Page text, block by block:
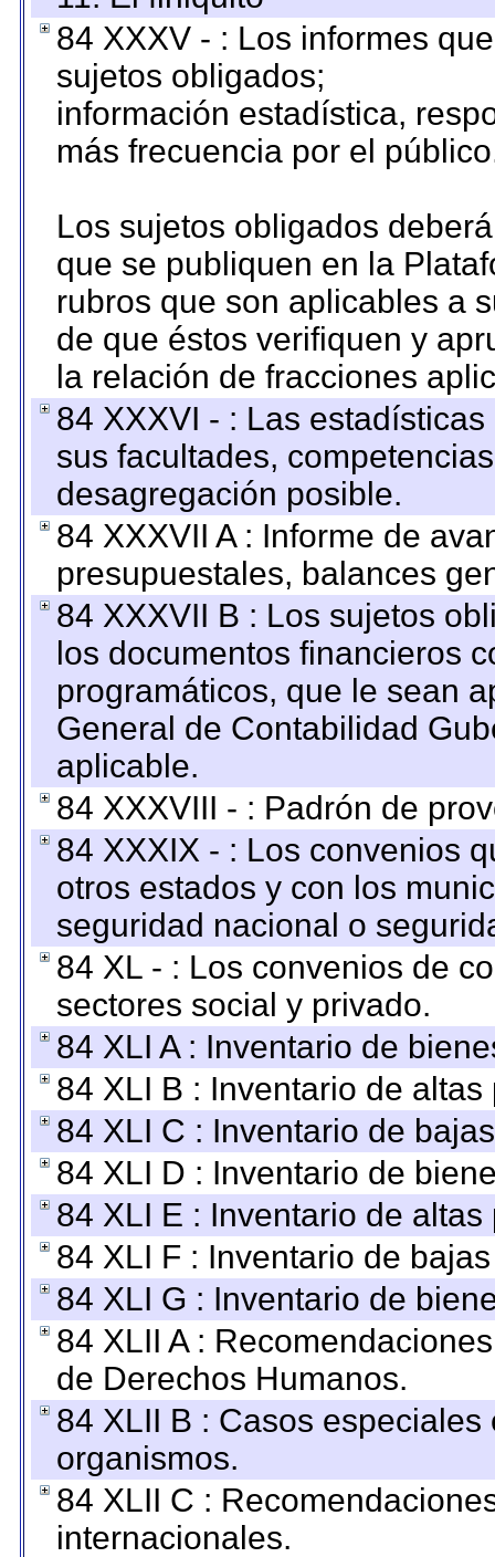
84 XXXV - : Los informes
sujetos obligados;
información estadística,
más frecuencia por el
Los sujetos obligados
que se publiquen en la
rubros que son aplicables a
de que éstos verifiquen y
la relación de fracciones
84 XXXVI - : Las
sus facultades,
desagregación posible.
84 XXXVII A : Informe de
presupuestales, balances
84 XXXVII B : Los sujetos
los documentos financieros
programáticos, que le sean
General de Contabilidad
aplicable.
84 XXXVIII - : Padrón de
84 XXXIX - : Los convenios
otros estados y con los
seguridad nacional o
84 XL - : Los convenios de
sectores social y privado.
84 XLI A : Inventario de
84 XLI B : Inventario de
84 XLI C : Inventario de
84 XLI D : Inventario de
84 XLI E : Inventario de
84 XLI F : Inventario de
84 XLI G : Inventario de
84 XLII A :
de Derechos Humanos.
84 XLII B : Casos
organismos.
84 XLII C :
internacionales.